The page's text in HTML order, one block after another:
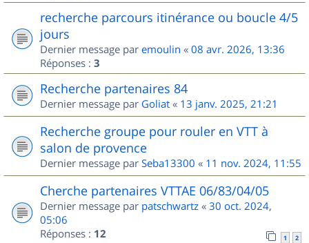
recherche parcours itinérance ou boucle 4/5
jours
Dernier message par emoulin « 08 avr. 2026, 13:36
Réponses : 3
Recherche partenaires 84
Dernier message par Goliat « 13 janv. 2025, 21:21
Recherche groupe pour rouler en VTT à
salon de provence
Dernier message par Seba13300 « 11 nov. 2024, 11:55
Cherche partenaires VTTAE 06/83/04/05
Dernier message par patschwartz « 30 oct. 2024,
05:06
Réponses : 12 1 2